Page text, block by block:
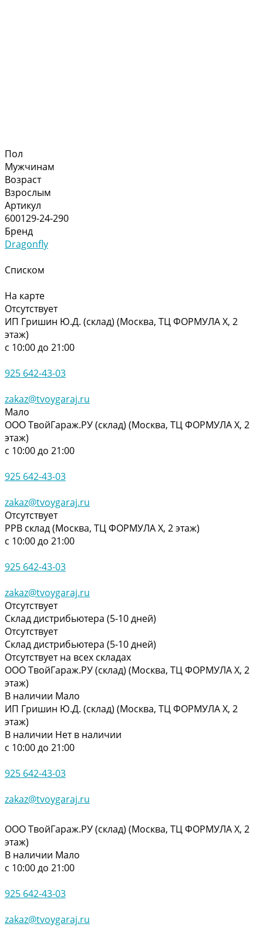
Пол
Мужчинам
Возраст
Взрослым
Артикул
600129-24-290
Бренд
Dragonfly
Списком
На карте
Отсутствует
ИП Гришин Ю.Д. (склад) (Москва, ТЦ ФОРМУЛА Х, 2
этаж)
с 10:00 до 21:00
925 642-43-03
zakaz@tvoygaraj.ru
Мало
ООО ТвойГараж.РУ (склад) (Москва, ТЦ ФОРМУЛА Х, 2
этаж)
с 10:00 до 21:00
925 642-43-03
zakaz@tvoygaraj.ru
Отсутствует
РРВ склад (Москва, ТЦ ФОРМУЛА Х, 2 этаж)
с 10:00 до 21:00
925 642-43-03
zakaz@tvoygaraj.ru
Отсутствует
Склад дистрибьютера (5-10 дней)
Отсутствует
Склад дистрибьютера (5-10 дней)
Отсутствует на всех складах
ООО ТвойГараж.РУ (склад) (Москва, ТЦ ФОРМУЛА Х, 2
этаж)
В наличии Мало
ИП Гришин Ю.Д. (склад) (Москва, ТЦ ФОРМУЛА Х, 2
этаж)
В наличии Нет в наличии
с 10:00 до 21:00
925 642-43-03
zakaz@tvoygaraj.ru
ООО ТвойГараж.РУ (склад) (Москва, ТЦ ФОРМУЛА Х, 2
этаж)
В наличии Мало
с 10:00 до 21:00
925 642-43-03
zakaz@tvoygaraj.ru